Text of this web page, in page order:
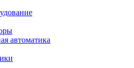
автоматика